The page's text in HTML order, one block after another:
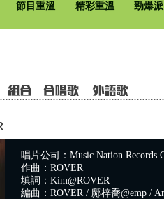
節目重溫 精彩重溫 勁爆
唱片公司：Music Nation Records
作曲：ROVER
填詞：Kim@ROVER
編曲：ROVER / 鄺梓喬@emp /